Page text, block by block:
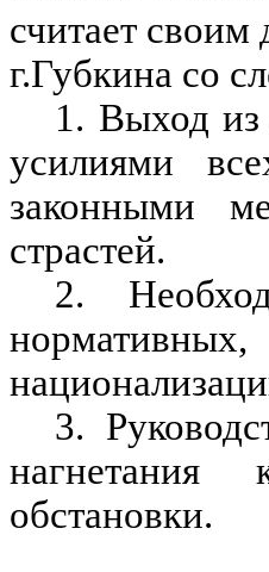
считает своим
г.Губкина со
1. Выход
усилиями
законными
страстей.
2.
3.
нагнетания
обстановки.